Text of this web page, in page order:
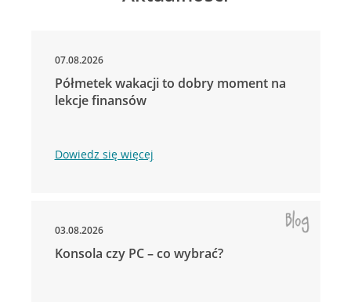
07.08.2026
Półmetek wakacji to dobry moment na
lekcje finansów
Dowiedz się więcej
03.08.2026
Konsola czy PC – co wybrać?